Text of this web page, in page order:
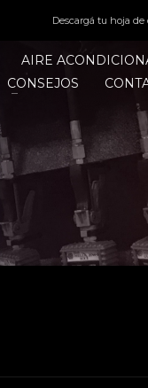
Descargá tu hoja
AIRE
CONSEJOS